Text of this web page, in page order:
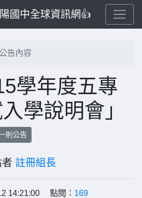
國中全球資訊網👍
公告內容
學年度五專
學說明會」
則公告
註冊組長
14:21:00 點閱： 169